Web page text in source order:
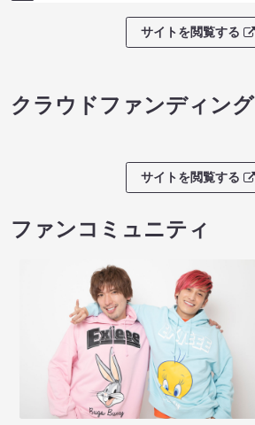
サイトを閲覧する
クラウドファンディング
サイトを閲覧する
ファンコミュニティ